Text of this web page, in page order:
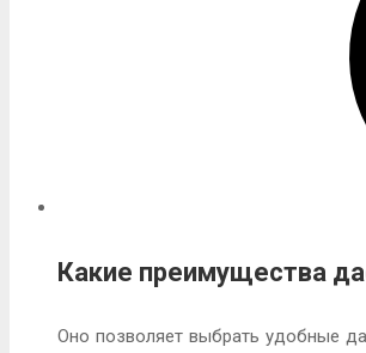
Какие преимущества
Оно позволяет выбрать удобные